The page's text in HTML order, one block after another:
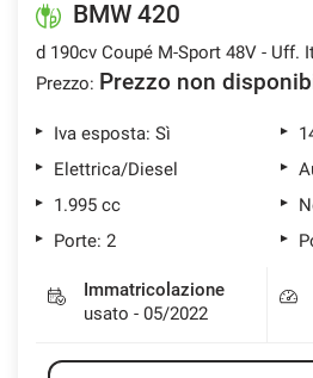
BMW 420
d 190cv Coupé M-Sport 48V - Uff.
Prezzo: Prezzo non
Iva esposta: Sì
Elettrica/Diesel
1.995 cc
Porte: 2
Immatricolazione
usato - 05/2022
Cookie delle preferenze
Cookie per il miglioramento
Cookie analitici